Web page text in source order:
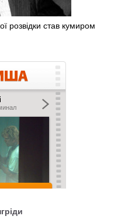
розвідки став кумиром